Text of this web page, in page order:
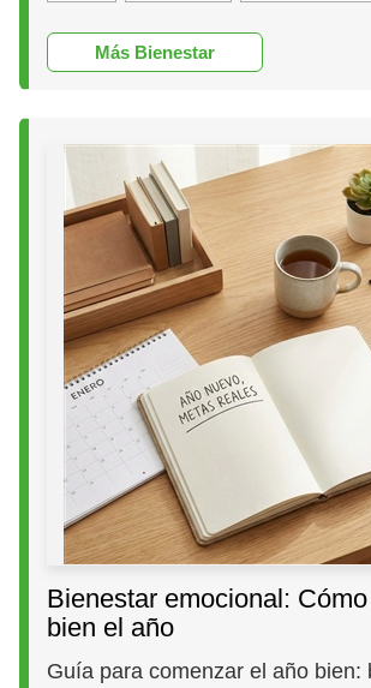
Más Bienestar
Bienestar emocional:
bien el año
Guía para comenzar el año bien: